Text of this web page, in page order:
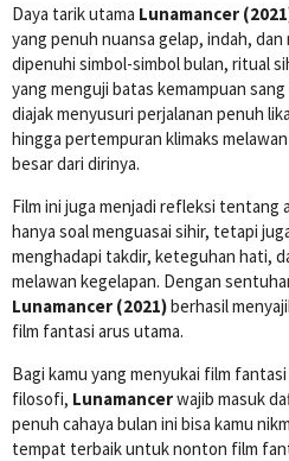
Daya tarik utama Lunamancer
yang penuh nuansa gelap, indah,
dipenuhi simbol-simbol bulan, ritual
yang menguji batas kemampuan
diajak menyusuri perjalanan penuh
hingga pertempuran klimaks
besar dari dirinya.
Film ini juga menjadi refleksi tentang
hanya soal menguasai sihir, tetapi
menghadapi takdir, keteguhan hati,
melawan kegelapan. Dengan
Lunamancer (2021)berhasil
film fantasi arus utama.
Bagi kamu yang menyukai film
filosofi, Lunamancerwajib masuk
penuh cahaya bulan ini bisa kamu
tempat terbaik untuk nonton film